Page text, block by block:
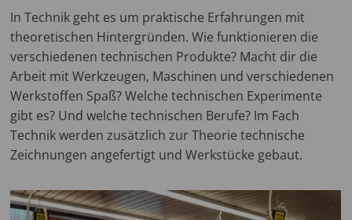
In Technik geht es um praktische Erfahrungen mit
theoretischen Hintergründen. Wie funktionieren die
verschiedenen technischen Produkte? Macht dir die
Arbeit mit Werkzeugen, Maschinen und verschiedenen
Werkstoffen Spaß? Welche technischen Experimente
gibt es? Und welche technischen Berufe? Im Fach
Technik werden zusätzlich zur Theorie technische
Zeichnungen angefertigt und Werkstücke gebaut.